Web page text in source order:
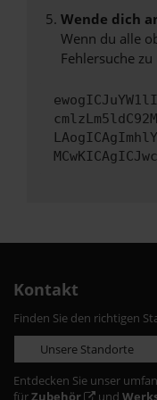
Wende dich
Wenn du alle
Fehlersuche zu
Kontakt
Finden Sie den richtigen
Unsere Standorte
Entdecken Sie unser
fürZubehör und